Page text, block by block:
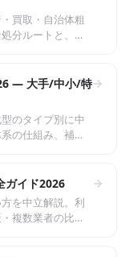
買取・自治体粗
分ルートと、損
— 大手/中小/特
のタイプ別に中
の仕組み、補
ガイド2026
を中立解説。利
複数業者の比較